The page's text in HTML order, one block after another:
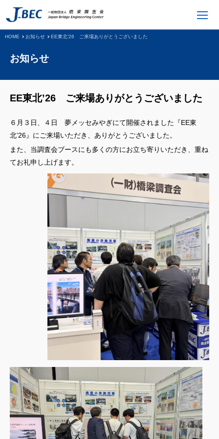
HOME お知らせ EE東北’26 ご来場ありがとうございました
お知らせ
EE東北’26 ご来場ありがとうございました
６月３日、４日 夢メッセみやぎにて開催されました『EE東
北’26』にご来場いただき、ありがとうございました。
また、当調査会ブースにも多くの方にお立ち寄りいただき、重ね
てお礼申し上げます。